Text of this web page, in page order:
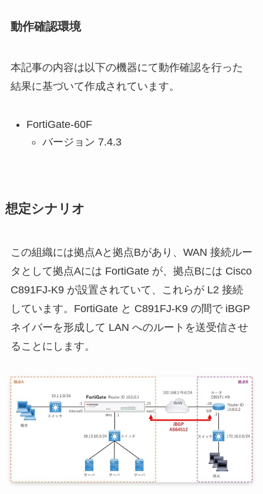
動作確認環境
本記事の内容は以下の機器にて動作確認を行った
結果に基づいて作成されています。
FortiGate-60F
バージョン 7.4.3
想定シナリオ
この組織には拠点Aと拠点Bがあり、WAN 接続ルー
タとして拠点Aには FortiGate が、拠点Bには Cisco
C891FJ-K9 が設置されていて、これらが L2 接続
しています。FortiGate と C891FJ-K9 の間で iBGP
ネイバーを形成して LAN へのルートを送受信させ
ることにします。